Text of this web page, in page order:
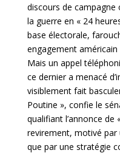
discours de
la guerre en « 24
base électorale,
engagement
Mais un appel
ce dernier a menacé
visiblement fait
Poutine », confie le
qualifiant l’annonce de
revirement, motivé par
que par une stratégie